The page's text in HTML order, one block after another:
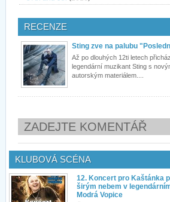
RECENZE
Sting zve na palubu
Až po dlouhých 12ti letech
legendární muzikant Sting s
autorským materiálem....
ZADEJTE KOMENTÁŘ
KLUBOVÁ SCÉNA
12. Koncert pro Kaštánka
širým nebem v
Modrá Vopice